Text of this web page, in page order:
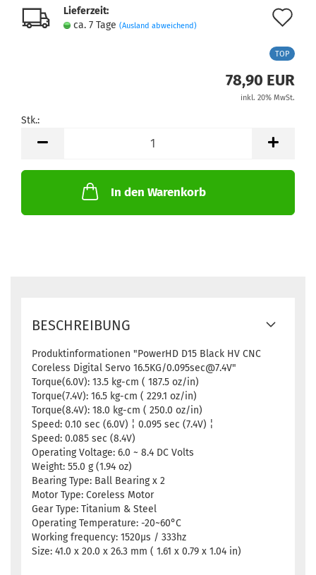
Lieferzeit:
ca. 7 Tage (Ausland abweichend)
TOP
78,90 EUR
inkl. 20% MwSt.
Stk.:
In den Warenkorb
BESCHREIBUNG
Produktinformationen "PowerHD D15 Black HV CNC
Coreless Digital Servo 16.5KG/0.095sec@7.4V"
Torque(6.0V): 13.5 kg-cm ( 187.5 oz/in)
Torque(7.4V): 16.5 kg-cm ( 229.1 oz/in)
Torque(8.4V): 18.0 kg-cm ( 250.0 oz/in)
Speed: 0.10 sec (6.0V) ¦ 0.095 sec (7.4V) ¦
Speed: 0.085 sec (8.4V)
Operating Voltage: 6.0 ~ 8.4 DC Volts
Weight: 55.0 g (1.94 oz)
Bearing Type: Ball Bearing x 2
Motor Type: Coreless Motor
Gear Type: Titanium & Steel
Operating Temperature: -20~60°C
Working frequency: 1520µs / 333hz
Size: 41.0 x 20.0 x 26.3 mm ( 1.61 x 0.79 x 1.04 in)